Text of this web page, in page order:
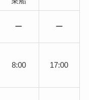
ー ー
8:00 17:00